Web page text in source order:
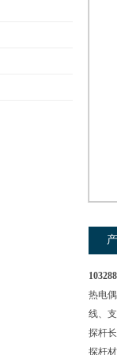
热电
线、
探杆
探杆